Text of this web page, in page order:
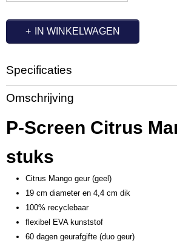
IN WINKELWAGEN
Specificaties
Productcode
OC7257
Omschrijving
P-Screen Citrus
stuks
Citrus Mango geur (geel)
19 cm diameter en 4,4 cm dik
100% recyclebaar
flexibel EVA kunststof
60 dagen geurafgifte (duo geur)